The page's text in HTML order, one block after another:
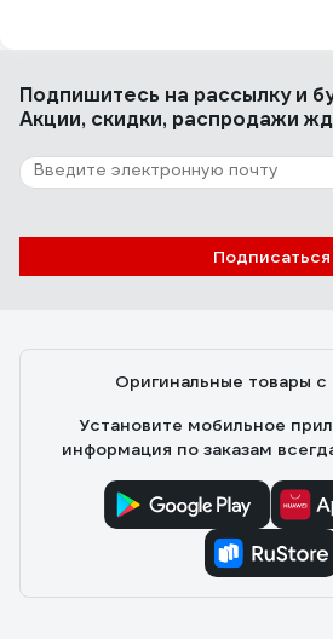
Подпишитесь на рассылкуи
Акции, скидки, распродажи
Подписаться
Оригинальные товары с
Установите мобильное
информация по заказам